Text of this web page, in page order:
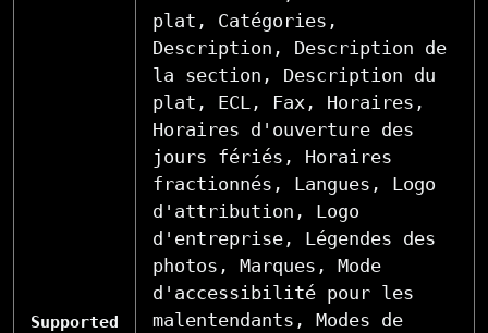
Supported
plat, Catégories,
Description, Description de
la section, Description du
plat, ECL, Fax, Horaires,
Horaires d'ouverture des
jours fériés, Horaires
fractionnés, Langues, Logo
d'attribution, Logo
d'entreprise, Légendes des
photos, Marques, Mode
d'accessibilité pour les
malentendants, Modes de